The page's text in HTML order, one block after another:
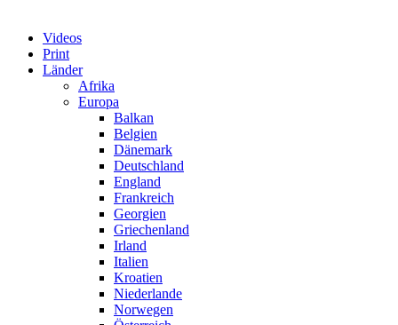
Videos
Print
Länder
Afrika
Europa
Balkan
Belgien
Dänemark
Deutschland
England
Frankreich
Georgien
Griechenland
Irland
Italien
Kroatien
Niederlande
Norwegen